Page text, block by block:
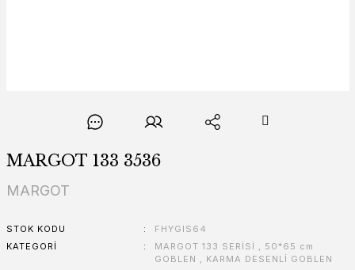
MARGOT 133 3536
MARGOT
STOK KODU
FHYGIS64
KATEGORI
MARGOT 133 SERİSİ , 50*65 cm
GOBLEN , KARMA DESENLİ GOBLEN